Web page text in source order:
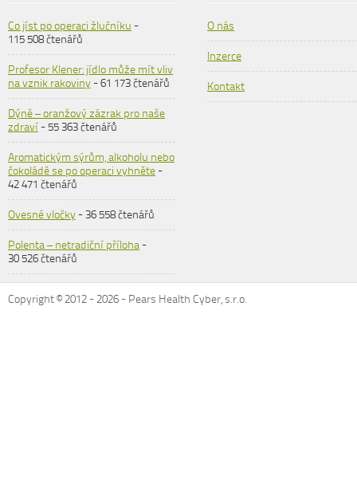
Co jíst po operaci žlučníku -
115 508 čtenářů
Profesor Klener: jídlo může mít vliv
na vznik rakoviny- 61 173 čtenářů
Dýně – oranžový zázrak pro naše
zdraví- 55 363 čtenářů
Aromatickým sýrům, alkoholu nebo
čokoládě se po operaci vyhněte-
42 471 čtenářů
Ovesné vločky- 36 558 čtenářů
Polenta – netradiční příloha-
30 526 čtenářů
O nás
Inzerce
Kontakt
Copyright © 2012 -2026 - Pears Health Cyber, s.r.o.